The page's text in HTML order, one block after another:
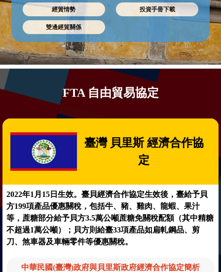
經貿情勢 投資手冊下載
雙邊經貿關係
FTA 自由貿易協定
臺灣 貝里斯 經濟合作協
定
2022年1月15日生效。臺貝經濟合作協定生效後，臺給予貝
方199項產品優惠關稅，包括牛、豬、雞肉、龍蝦、果汁
等，蔗糖部分給予貝方3.5萬公噸蔗糖免關稅配額（其中精糖
不超過1萬公噸）；貝方則給臺33項產品如扁軋鋼品、剪
刀、煞車器及車輛零件等優惠關稅。
中華民國(臺灣)政府與貝里斯政府經濟合作協定簡析